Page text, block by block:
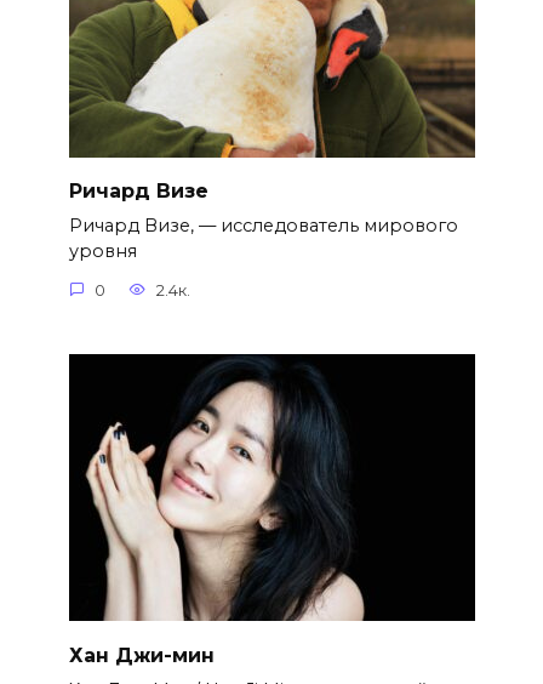
Ричард Визе
Ричард Визе, — исследователь мирового
уровня
0 2.4к.
Хан Джи-мин